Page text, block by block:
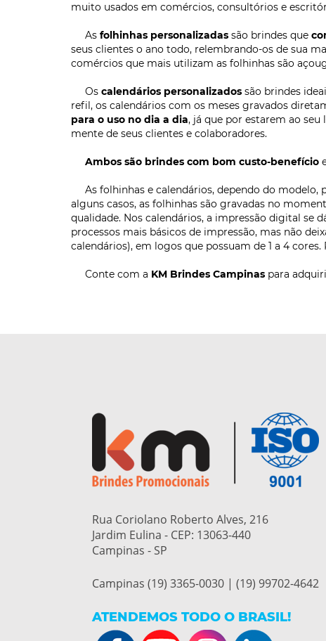
muito usados em comércios, consultórios e
As folhinhas personalizadassão brindes que
seus clientes o ano todo, relembrando-os de sua
comércios que mais utilizam as folhinhas são
Os calendários personalizadossão brindes
refil, os calendários com os meses gravados
para o uso no dia a dia, já que por estarem ao
mente de seus clientes e colaboradores.
Ambos são brindes com bom custo-benefício
As folhinhas e calendários, dependo do modelo,
alguns casos, as folhinhas são gravadas no
qualidade. Nos calendários, a impressão digital se
processos mais básicos de impressão, mas não
calendários), em logos que possuam de 1 a 4
Conte com a KM Brindes Campinaspara
Rua Coriolano Roberto Alves, 216
Jardim Eulina - CEP: 13063-440
Campinas - SP
Campinas (19) 3365-0030 | (19) 99702-4642
ATENDEMOS TODO O BRASIL!